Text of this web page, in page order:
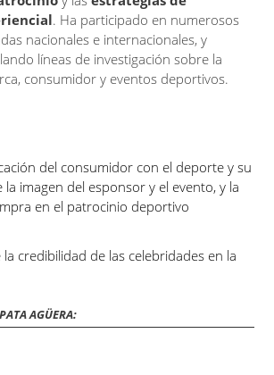
. Ha participado en numerosos
nacionales e internacionales, y
líneas de investigación sobre la
consumidor y eventos deportivos.
del consumidor con el deporte y su
imagen del esponsor y el evento, y la
en el patrocinio deportivo
credibilidad de las celebridades en la
AGÜERA: